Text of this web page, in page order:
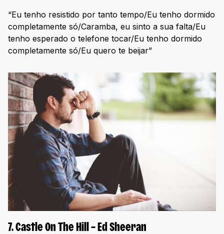
“Eu tenho resistido por tanto tempo/Eu tenho dormido
completamente só/Caramba, eu sinto a sua falta/Eu
tenho esperado o telefone tocar/Eu tenho dormido
completamente só/Eu quero te beijar”
7. Castle On The Hill – Ed Sheeran